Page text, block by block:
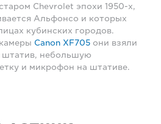
Chevrolet эпохи 1950-х,
Альфонсо и которых
кубинских городов.
Canon XF705 они взяли
штатив, небольшую
и микрофон на штативе.